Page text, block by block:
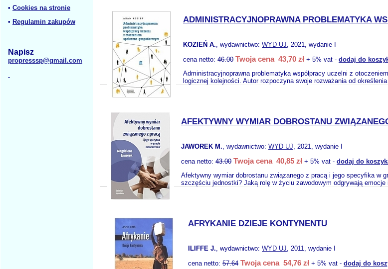
• Cookies na stronie
• Regulamin zakupów
Napisz
propresssp@gmail.com
ADMINISTRACYJNOPRAWNA PROBLEMATYKA
KOZIEŃ A., wydawnictwo: WYD UJ, 2021, wydanie I
cena netto: 46.00 Twoja cena 43,70 zł + 5% vat - dodaj do
Administracyjnoprawna problematyka współpracy uczelni z
logicznej kolejności. Autor rozpoczyna swoje rozważania od
AFEKTYWNY WYMIAR DOBROSTANU
JAWOREK M., wydawnictwo: WYD UJ, 2021, wydanie I
cena netto: 43.00 Twoja cena 40,85 zł + 5% vat - dodaj do
Afektywny wymiar dobrostanu związanego z pracą i jego specyfika w
szczęściu jednostki? Jaką rolę w życiu zawodowym odgrywają emocje
AFRYKANIE DZIEJE KONTYNENTU
ILIFFE J., wydawnictwo: WYD UJ, 2011, wydanie I
cena netto: 57.64 Twoja cena 54,76 zł + 5% vat - dodaj do